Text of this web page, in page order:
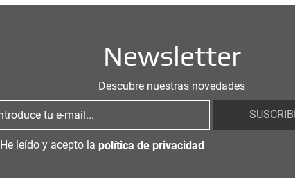
Newsletter
Descubre nuestras novedades
He leído y acepto la política de privacidad